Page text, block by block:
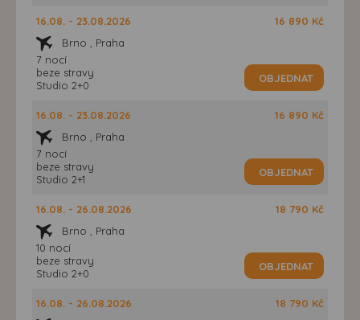
16.08. - 23.08.2026
Brno , Praha
7 nocí
beze stravy
Studio 2+0
16 890 Kč
OBJEDNAT
16.08. - 23.08.2026
Brno , Praha
7 nocí
beze stravy
Studio 2+1
16 890 Kč
OBJEDNAT
16.08. - 26.08.2026
Brno , Praha
10 nocí
beze stravy
Studio 2+0
18 790 Kč
OBJEDNAT
16.08. - 26.08.2026
18 790 Kč